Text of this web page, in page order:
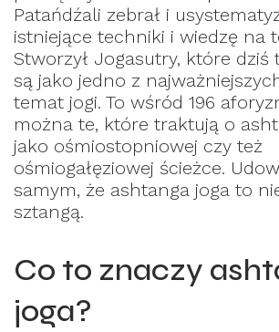
Patańdźali zebrał i
istniejące techniki i wiedzę na
Stworzył Jogasutry, które dziś
są jako jedno z
temat jogi. To wśród 196
można te, które traktują o
jako ośmiostopniowej czy też
ośmiogałęziowej ścieżce.
samym, że ashtanga joga to
sztangą.
Co to znaczy
joga?